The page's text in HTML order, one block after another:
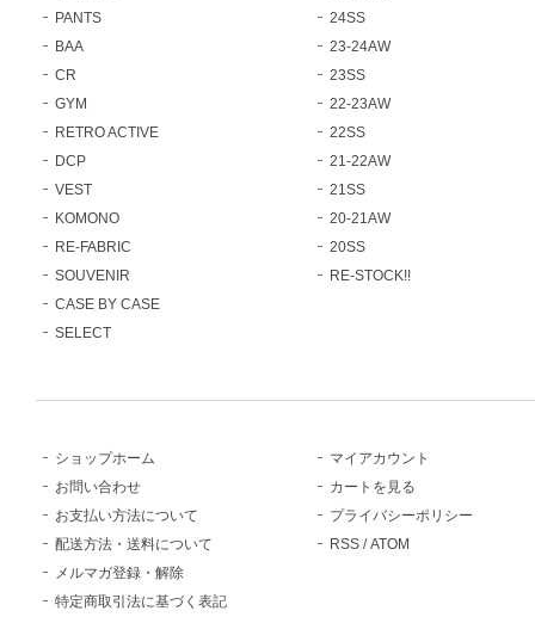
PANTS
BAA
CR
GYM
RETRO ACTIVE
DCP
VEST
KOMONO
RE-FABRIC
SOUVENIR
CASE BY CASE
SELECT
24SS
23-24AW
23SS
22-23AW
22SS
21-22AW
21SS
20-21AW
20SS
RE-STOCK!!
ショップホーム
お問い合わせ
お支払い方法について
配送方法・送料について
メルマガ登録・解除
特定商取引法に基づく表記
マイアカウント
カートを見る
プライバシーポリシー
RSS /ATOM